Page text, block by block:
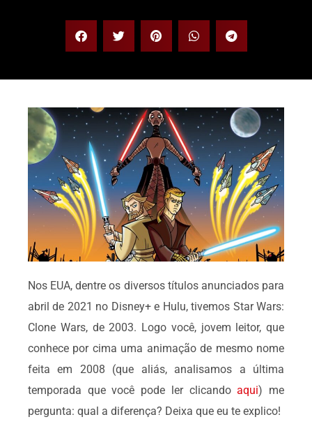
Nos EUA, dentre os diversos títulos anunciados para
abril de 2021 no Disney+ e Hulu, tivemos Star Wars:
Clone Wars, de 2003. Logo você, jovem leitor, que
conhece por cima uma animação de mesmo nome
feita em 2008 (que aliás, analisamos a última
temporada que você pode ler clicandoaqui) me
pergunta: qual a diferença? Deixa que eu te explico!